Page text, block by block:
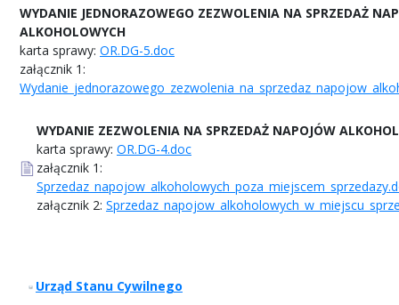
WYDANIE JEDNORAZOWEGO ZEZWOLENIA NA SPRZEDAŻ
ALKOHOLOWYCH
karta sprawy: OR.DG-5.doc
załącznik 1:
WYDANIE ZEZWOLENIA NA SPRZEDAŻ NAPOJÓW
karta sprawy: OR.DG-4.doc
załącznik 1:
załącznik 2:
Urząd Stanu Cywilnego